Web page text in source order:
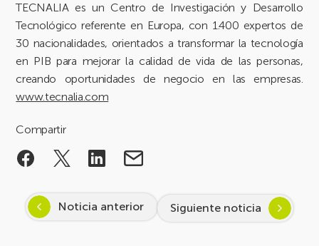
TECNALIA es un Centro de Investigación y Desarrollo
Tecnológico referente en Europa, con 1.400 expertos de
30 nacionalidades, orientados a transformar la tecnología
en PIB para mejorar la calidad de vida de las personas,
creando oportunidades de negocio en las empresas.
www.tecnalia.com
Compartir
Noticia anterior Siguiente noticia